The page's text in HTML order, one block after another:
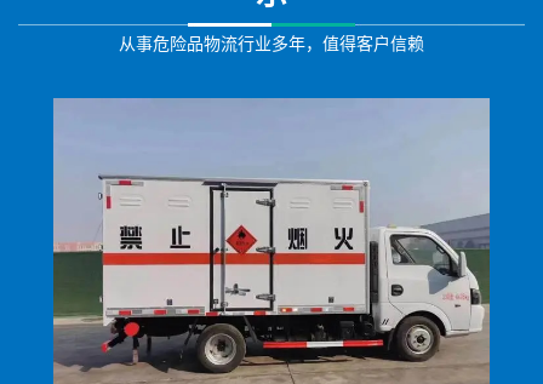
从事危险品物流行业多年，值得客户信赖